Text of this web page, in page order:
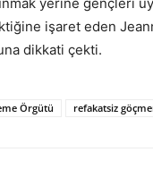
işaret eden
dikkati çekti.
Örgütü refakatsiz